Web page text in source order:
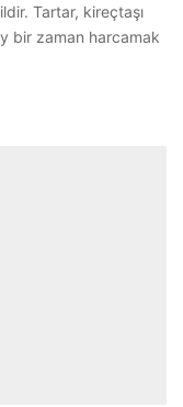
Tartar, kireçtaşı
bir zaman harcamak